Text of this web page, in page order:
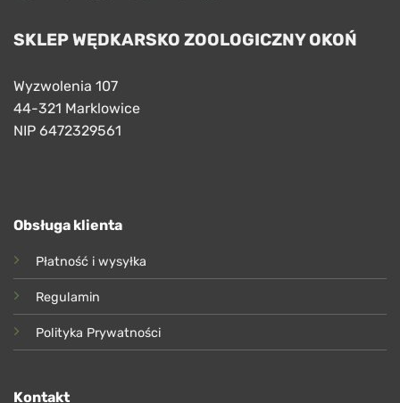
SKLEP WĘDKARSKO ZOOLOGICZNY OKOŃ
Wyzwolenia 107
44-321 Marklowice
NIP 6472329561
Obsługa klienta
Płatność i wysyłka
Regulamin
Polityka Prywatności
Kontakt